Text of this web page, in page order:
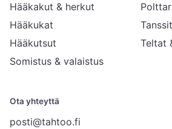
Ota yhteyttä
posti@tahtoo.fi
Hääkakut & herkut
Hääkukat
Hääkutsut
Somistus & valaistus
Teltat